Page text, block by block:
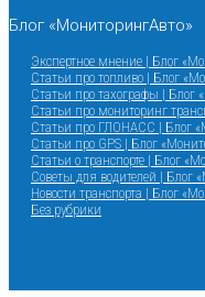
Блог «МониторингАвто»
Экспертное мнение | Блог
Статьи про топливо | Блог
Статьи про тахографы | Блог
Статьи про мониторинг
Статьи про ГЛОНАСС | Блог
Статьи про GPS | Блог
Статьи о транспорте | Блог
Советы для водителей | Блог
Новости транспорта | Блог
Без рубрики